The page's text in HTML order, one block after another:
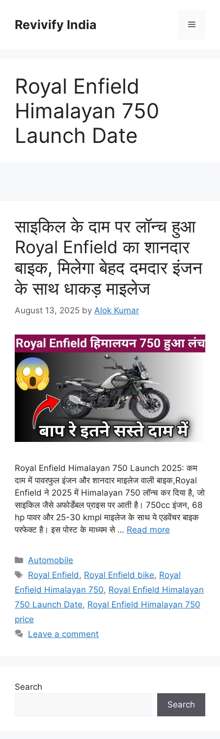
contentRevivify India Menu
Royal Enfield
Himalayan 750
Launch Date
साइकिल के दाम पर लॉन्च हुआ
Royal Enfield का शानदार
बाइक, मिलेगा बेहद दमदार इंजन
के साथ धाकड़ माइलेज
August 13, 2025 by Alok Kumar
Royal Enfield Himalayan 750 Launch 2025: कम
दाम में पावरफुल इंजन और शानदार माइलेज वाली बाइक,Royal
Enfield ने 2025 में Himalayan 750 लॉन्च कर दिया है, जो
साइकिल जैसे अफोर्डेबल प्राइस पर आती है। 750cc इंजन, 68
hp पावर और 25-30 kmpl माइलेज के साथ ये एडवेंचर बाइक
परफेक्ट है। इस पोस्ट के माध्यम से … Read more
Categories
Automobile
Tags
Royal Enfield , Royal Enfield bike, Royal
Enfield Himalayan 750, Royal Enfield Himalayan
750 Launch Date, Royal Enfield Himalayan 750
price
Leave a comment
Search
Search